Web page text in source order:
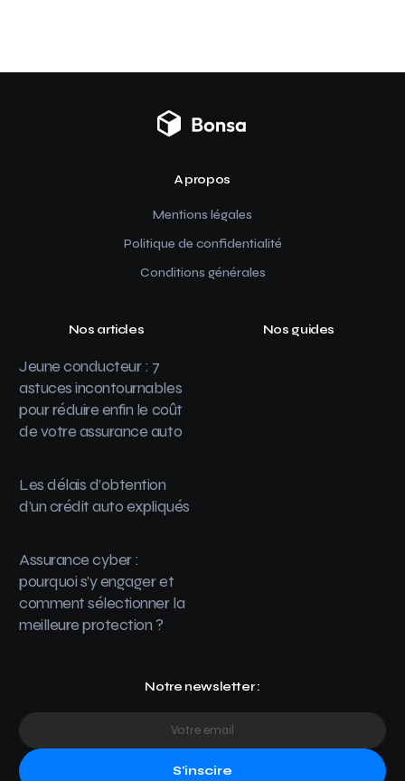
A propos
Mentions légales
Politique de confidentialité
Conditions générales
Nos articles
Jeune conducteur : 7
astuces incontournables
pour réduire enfin le coût
de votre assurance auto
Les délais d’obtention
d’un crédit auto expliqués
Assurance cyber :
pourquoi s’y engager et
comment sélectionner la
meilleure protection ?
Nos guides
Notre newsletter :
S'inscire